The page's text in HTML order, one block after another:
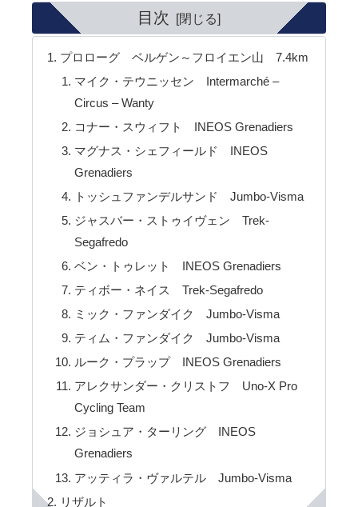
目次
プロローグ ベルゲン～フロイエン山 7.4km
マイク・テウニッセン Intermarché –
Circus – Wanty
コナー・スウィフト INEOS Grenadiers
マグナス・シェフィールド INEOS
Grenadiers
トッシュファンデルサンド Jumbo-Visma
ジャスバー・ストゥイヴェン Trek-
Segafredo
ベン・トゥレット INEOS Grenadiers
ティボー・ネイス Trek-Segafredo
ミック・ファンダイク Jumbo-Visma
ティム・ファンダイク Jumbo-Visma
ルーク・プラップ INEOS Grenadiers
アレクサンダー・クリストフ Uno-X Pro
Cycling Team
ジョシュア・ターリング INEOS
Grenadiers
アッティラ・ヴァルテル Jumbo-Visma
リザルト